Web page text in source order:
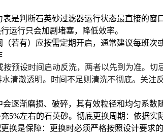
表是判断石英砂过滤器运行状态最直接的窗
运行只会加剧堵塞，降低效率。
（若有）应按需定期开启，通常建议每班次
按预设时间启动反洗，两者以先到为准。 切
清澈透明。时间不足则清洗不彻底。 关注
逐渐磨损、破碎，其有效粒径和均匀系数
5%左右的石英砂。 彻底更换周期 ：依据实
换是保障：更换时必须严格按照设计要求的